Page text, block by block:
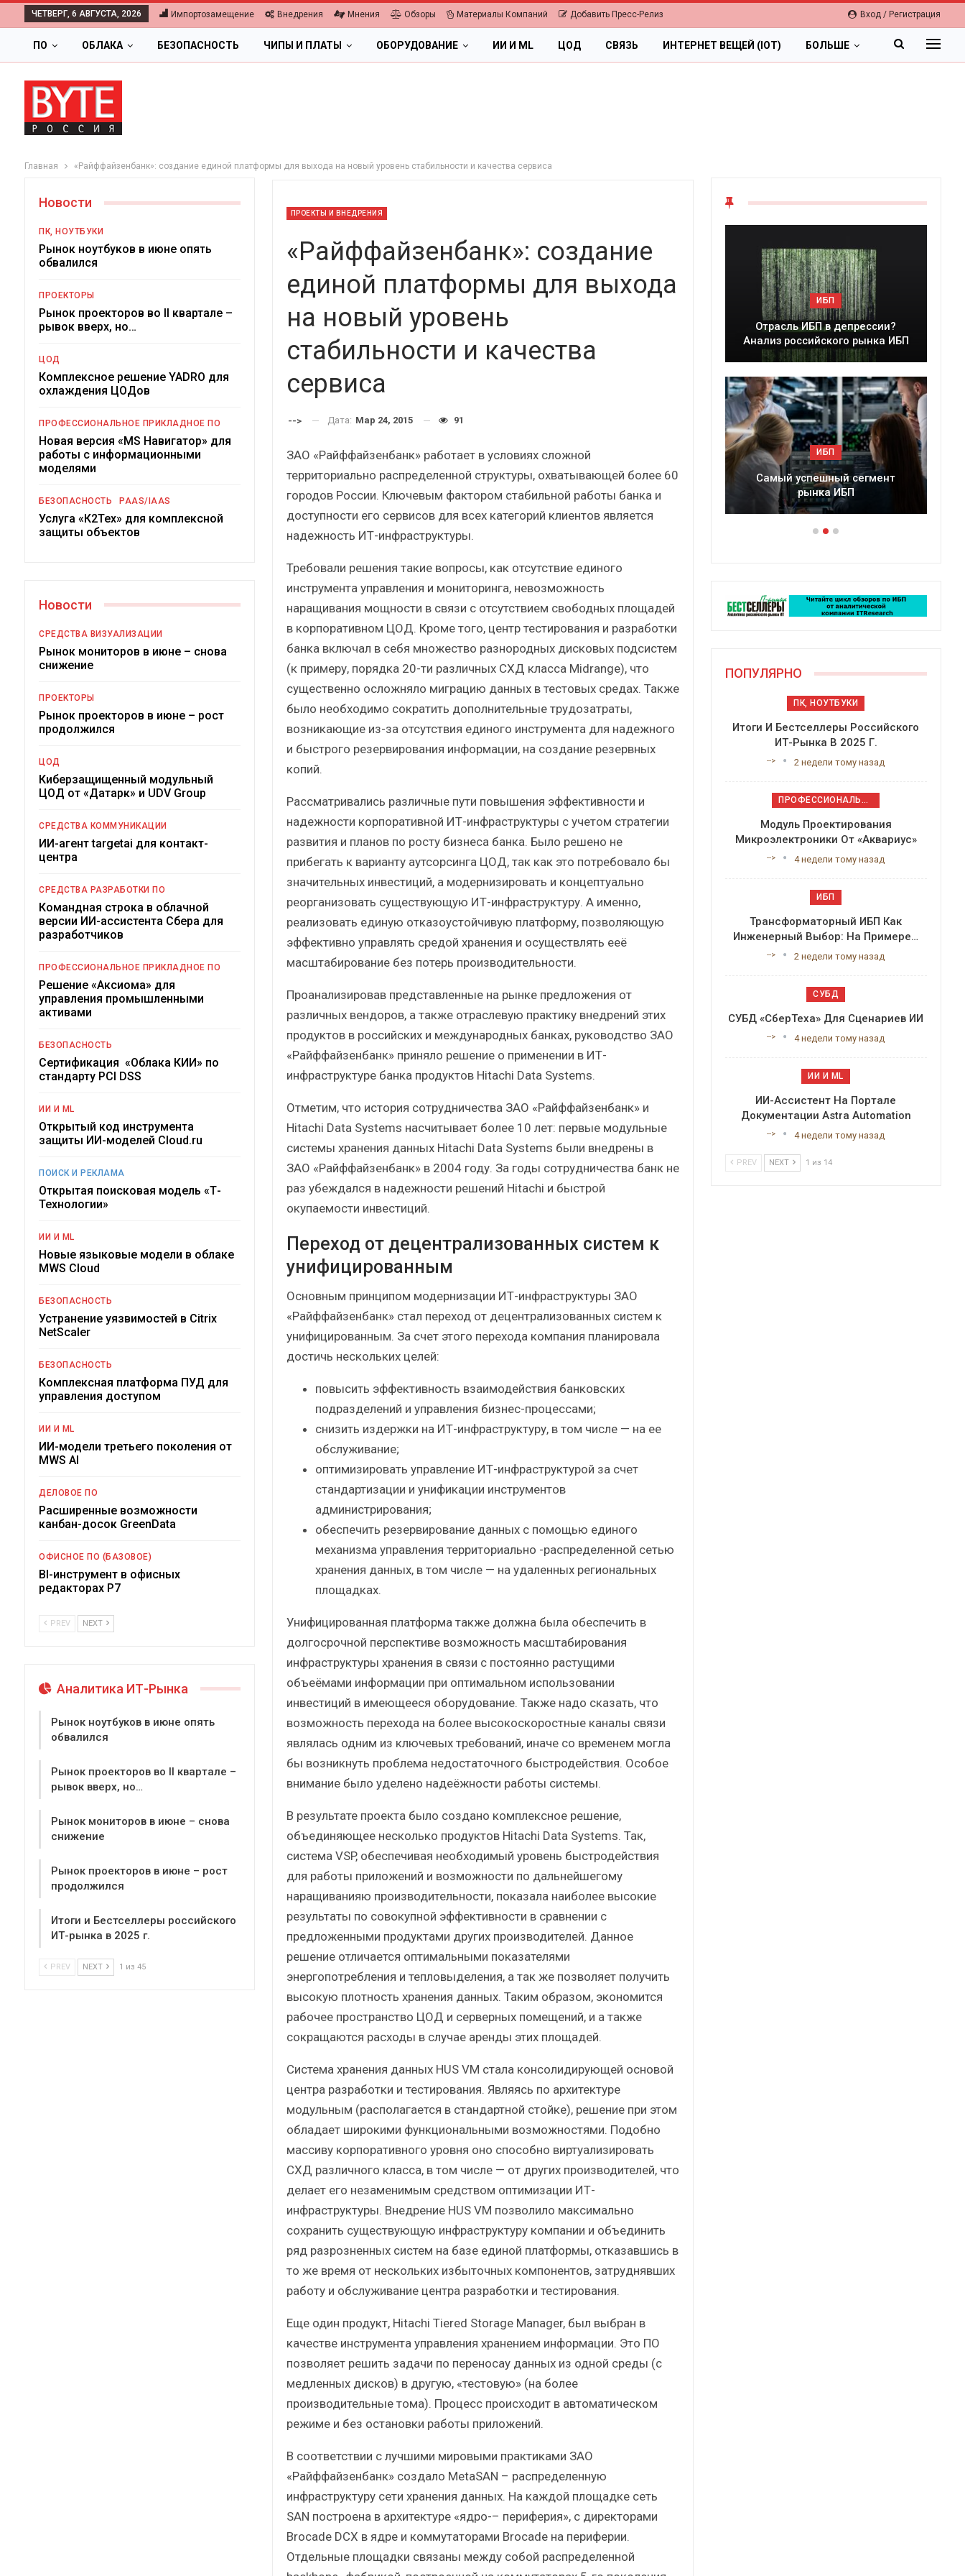
Вход / Регистрация
ЧЕТВЕРГ, 6 АВГУСТА, 2026 Импортозамещение Внедрения Мнения Обзоры Материалы Компаний Добавить Пресс-Релиз
ПО ОБЛАКА БЕЗОПАСНОСТЬ ЧИПЫ И ПЛАТЫ ОБОРУДОВАНИЕ ИИ И ML ЦОД СВЯЗЬ ИНТЕРНЕТ ВЕЩЕЙ (IOT) БОЛЬШЕ
Главная «Райффайзенбанк»: создание единой платформы для выхода на новый уровень стабильности и качества сервиса
ПРОЕКТЫ И ВНЕДРЕНИЯ
«Райффайзенбанк»: создание
единой платформы для выхода
на новый уровень
стабильности и качества
сервиса
--> Дата: Мар 24, 2015 91
ЗАО «Райффайзенбанк» работает в условиях сложной
территориально распределенной структуры, охватывающей более 60
городов России. Ключевым фактором стабильной работы банка и
доступности его сервисов для всех категорий клиентов является
надежность ИТ-инфраструктуры.
Требовали решения такие вопросы, как отсутствие единого
инструмента управления и мониторинга, невозможность
наращивания мощности в связи с отсутствием свободных площадей
в корпоративном ЦОД. Кроме того, центр тестирования и разработки
банка включал в себя множество разнородных дисковых подсистем
(к примеру, порядка 20-ти различных СХД класса Midrange), что
существенно осложняло миграцию данных в тестовых средах. Также
было необходимо сократить дополнительные трудозатраты,
возникающие из-за отсутствия единого инструмента для надежного
и быстрого резервирования информации, на создание резервных
копий.
Рассматривались различные пути повышения эффективности и
надежности корпоративной ИТ-инфраструктуры с учетом стратегии
развития и планов по росту бизнеса банка. Было решено не
прибегать к варианту аутсорсинга ЦОД, так как это потребовало бы
значительных инвестиций, а модернизировать и концептуально
реорганизовать существующую ИТ-инфраструктуру. А именно,
реализовать единую отказоустойчивую платформу, позволяющую
эффективно управлять средой хранения и осуществлять ееё
масштабирование без потерь производительности.
Проанализировав представленные на рынке предложения от
различных вендоров, а также отраслевую практику внедрений этих
продуктов в российских и международных банках, руководство ЗАО
«Райффайзенбанк» приняло решение о применении в ИТ-
инфраструктуре банка продуктов Hitachi Data Systems.
Отметим, что история сотрудничества ЗАО «Райффайзенбанк» и
Hitachi Data Systems насчитывает более 10 лет: первые модульные
системы хранения данных Hitachi Data Systems были внедрены в
ЗАО «Райффайзенбанк» в 2004 году. За годы сотрудничества банк не
раз убеждался в надежности решений Hitachi и быстрой
окупаемости инвестиций.
Переход от децентрализованных систем к
унифицированным
Основным принципом модернизации ИТ-инфраструктуры ЗАО
«Райффайзенбанк» стал переход от децентрализованных систем к
унифицированным. За счет этого перехода компания планировала
достичь нескольких целей:
повысить эффективность взаимодействия банковских
подразделений и управления бизнес-процессами;
снизить издержки на ИТ-инфраструктуру, в том числе — на ее
обслуживание;
оптимизировать управление ИТ-инфраструктурой за счет
стандартизации и унификации инструментов
администрирования;
обеспечить резервирование данных с помощью единого
механизма управления территориально -распределенной сетью
хранения данных, в том числе — на удаленных региональных
площадках.
Унифицированная платформа также должна была обеспечить в
долгосрочной перспективе возможность масштабирования
инфраструктуры хранения в связи с постоянно растущими
объеёмами информации при оптимальном использовании
инвестиций в имеющееся оборудование. Также надо сказать, что
возможность перехода на более высокоскоростные каналы связи
являлась одним из ключевых требований, иначе со временем могла
бы возникнуть проблема недостаточного быстродействия. Особое
внимание было уделено надеёжности работы системы.
В результате проекта было создано комплексное решение,
объединяющее несколько продуктов Hitachi Data Systems. Так,
система VSP, обеспечивая необходимый уровень быстродействия
для работы приложений и возможности по дальнейшегому
наращиванияю производительности, показала наиболее высокие
результаты по совокупной эффективности в сравнении с
предложенными продуктами других производителей. Данное
решение отличается оптимальными показателями
энергопотребления и тепловыделения, а так же позволяет получить
высокую плотность хранения данных. Таким образом, экономится
рабочее пространство ЦОД и серверных помещений, и а также
сокращаются расходы в случае аренды этих площадей.
Система хранения данных HUS VM стала консолидирующей основой
центра разработки и тестирования. Являясь по архитектуре
модульным (располагается в стандартной стойке), решение при этом
обладает широкими функциональными возможностями. Подобно
массиву корпоративного уровня оно способно виртуализировать
СХД различного класса, в том числе — от других производителей, что
делает его незаменимым средством оптимизации ИТ-
инфраструктуры. Внедрение HUS VM позволило максимально
сохранить существующую инфраструктуру компании и объединить
ряд разрозненных систем на базе единой платформы, отказавшись в
то же время от нескольких избыточных компонентов, затруднявших
работу и обслуживание центра разработки и тестирования.
Еще один продукт, Hitachi Tiered Storage Manager, был выбран в
качестве инструмента управления хранением информации. Это ПО
позволяет решить задачи по переносау данных из одной среды (с
медленных дисков) в другую, «тестовую» (на более
производительные тома). Процесс происходит в автоматическом
режиме и без остановки работы приложений.
В соответствии с лучшими мировыми практиками ЗАО
«Райффайзенбанк» создало MetaSAN – распределенную
инфраструктуру сети хранения данных. На каждой площадке сеть
SAN построена в архитектуре «ядро-– периферия», с директорами
Brocade DCX в ядре и коммутаторами Brocade на периферии.
Отдельные площадки связаны между собой распределенной
Новости
ПК, НОУТБУКИ
Рынок ноутбуков в июне опять
обвалился
ПРОЕКТОРЫ
Рынок проекторов во II квартале –
рывок вверх, но…
ЦОД
Комплексное решение YADRO для
охлаждения ЦОДов
ПРОФЕССИОНАЛЬНОЕ ПРИКЛАДНОЕ ПО
Новая версия «MS Навигатор» для
работы с информационными
моделями
БЕЗОПАСНОСТЬ PAAS/IAAS
Услуга «К2Тех» для комплексной
защиты объектов
Новости
СРЕДСТВА ВИЗУАЛИЗАЦИИ
Рынок мониторов в июне – снова
снижение
ПРОЕКТОРЫ
Рынок проекторов в июне – рост
продолжился
ЦОД
Киберзащищенный модульный
ЦОД от «Датарк» и UDV Group
СРЕДСТВА КОММУНИКАЦИИ
ИИ-агент targetai для контакт-
центра
СРЕДСТВА РАЗРАБОТКИ ПО
Командная строка в облачной
версии ИИ-ассистента Сбера для
разработчиков
ПРОФЕССИОНАЛЬНОЕ ПРИКЛАДНОЕ ПО
Решение «Аксиома» для
управления промышленными
активами
БЕЗОПАСНОСТЬ
Сертификация «Облака КИИ» по
стандарту PCI DSS
ИИ И ML
Открытый код инструмента
защиты ИИ-моделей Cloud.ru
ПОИСК И РЕКЛАМА
Открытая поисковая модель «Т-
Технологии»
ИИ И ML
Новые языковые модели в облаке
MWS Cloud
БЕЗОПАСНОСТЬ
Устранение уязвимостей в Citrix
NetScaler
БЕЗОПАСНОСТЬ
Комплексная платформа ПУД для
управления доступом
ИИ И ML
ИИ-модели третьего поколения от
MWS AI
ДЕЛОВОЕ ПО
Расширенные возможности
канбан-досок GreenData
ОФИСНОЕ ПО (БАЗОВОЕ)
BI-инструмент в офисных
редакторах Р7
PREV NEXT
Аналитика ИТ-Рынка
Рынок ноутбуков в июне опять
обвалился
Рынок проекторов во II квартале –
рывок вверх, но…
Рынок мониторов в июне – снова
снижение
Рынок проекторов в июне – рост
продолжился
Итоги и Бестселлеры российского
ИТ-рынка в 2025 г.
PREV NEXT 1 из 45
ОБЛАКА
Цифровая экономика 2026.
Краткий статистический
ИБП
Подкосят ли глобальные угрозы
российский рынок ИБП?
Отрасль ИБП в депрессии?
Часть II.
ИБП
Отрасль ИБП в депрессии?
Анализ российского рынка ИБП
ИБП
Самый успешный сегмент
рынка ИБП
ПОПУЛЯРНО
ПК, НОУТБУКИ
Итоги И Бестселлеры Российского
ИТ-Рынка В 2025 Г.
--> 2 недели тому назад
ПРОФЕССИОНАЛЬНОЕ ПРИКЛАДНОЕ ПО
Модуль Проектирования
Микроэлектроники От «Аквариус»
--> 4 недели тому назад
ИБП
Трансформаторный ИБП Как
Инженерный Выбор: На Примере…
--> 2 недели тому назад
СУБД
СУБД «СберТеха» Для Сценариев ИИ
--> 4 недели тому назад
ИИ И ML
ИИ-Ассистент На Портале
Документации Astra Automation
--> 4 недели тому назад
PREV NEXT 1 из 14